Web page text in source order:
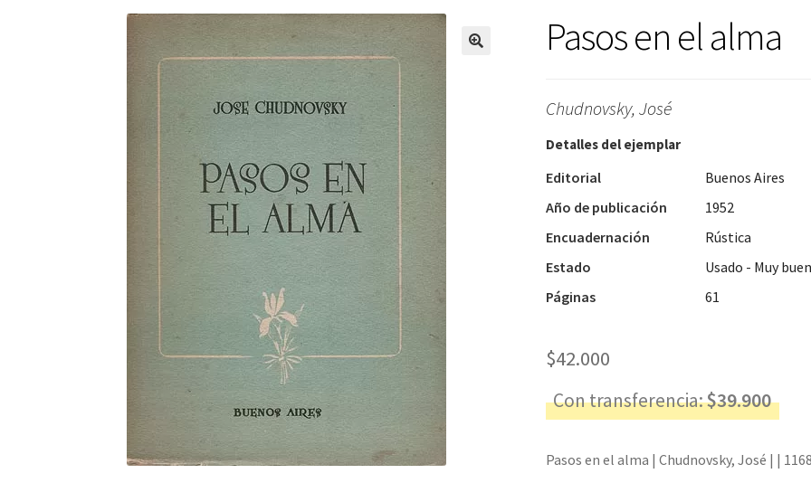
Pasos en el alma
Chudnovsky, José
Detalles del ejemplar
Editorial
Buenos Aires
Año de publicación
1952
Encuadernación
Rústica
Estado
Usado - Muy
Páginas
61
$42.000
Con transferencia:$39.900
Pasos en el alma | Chudnovsky, José | |